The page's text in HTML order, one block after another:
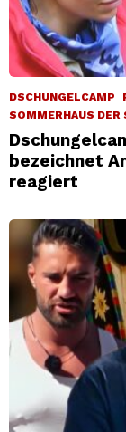
DSCHUNGELCAMP
SOMMERHAUS DER
bezeichnet
reagiert